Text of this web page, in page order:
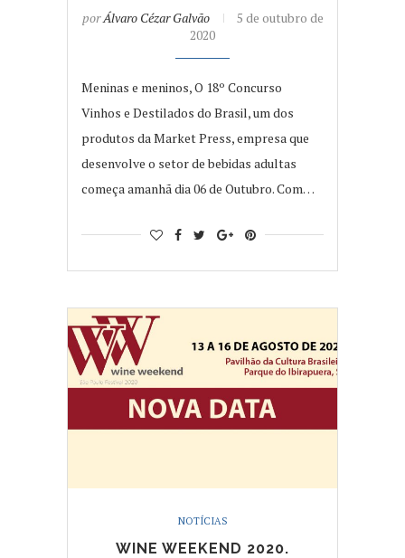
porÁlvaro Cézar Galvão
5 de outubro de
2020
Meninas e meninos, O 18º Concurso
Vinhos e Destilados do Brasil, um dos
produtos da Market Press, empresa que
desenvolve o setor de bebidas adultas
começa amanhã dia 06 de Outubro. Com…
NOTÍCIAS
WINE WEEKEND 2020.